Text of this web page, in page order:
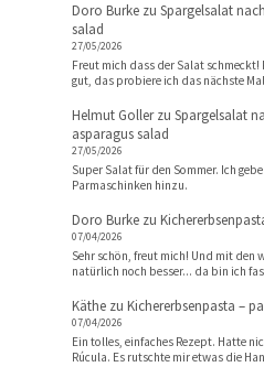
Doro Burke zu Spargelsalat
salad
27/05/2026
Freut mich dass der Salat
gut, das probiere ich das nächste
Helmut Gollerzu Spargelsalat
asparagus salad
27/05/2026
Super Salat für den Sommer. Ich
Parmaschinken hinzu.
Doro Burke zu
07/04/2026
Sehr schön, freut mich! Und mit den
natürlich noch besser... da bin ich
Käthe zu Kichererbsenpasta –
07/04/2026
Ein tolles, einfaches Rezept. Hatte
Rúcula. Es rutschte mir etwas die